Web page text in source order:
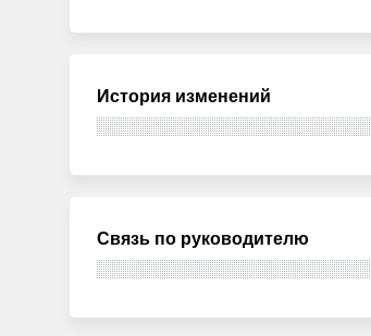
История изменений
Связь по руководителю